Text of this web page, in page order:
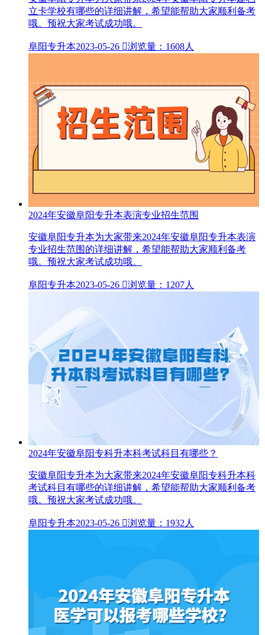
立卡学校有哪些的详细讲解，希望能帮助大家顺利备考
哦。预祝大家考试成功哦。
阜阳专升本2023-05-26 浏览量：1608人
2024年安徽阜阳专升本表演专业招生范围
安徽阜阳专升本为大家带来2024年安徽阜阳专升本表演
专业招生范围的详细讲解，希望能帮助大家顺利备考
哦。预祝大家考试成功哦。
阜阳专升本2023-05-26 浏览量：1207人
2024年安徽阜阳专科升本科考试科目有哪些？
安徽阜阳专升本为大家带来2024年安徽阜阳专科升本科
考试科目有哪些的详细讲解，希望能帮助大家顺利备考
哦。预祝大家考试成功哦。
阜阳专升本2023-05-26 浏览量：1932人